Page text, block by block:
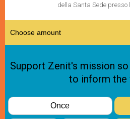
della Santa Sede presso